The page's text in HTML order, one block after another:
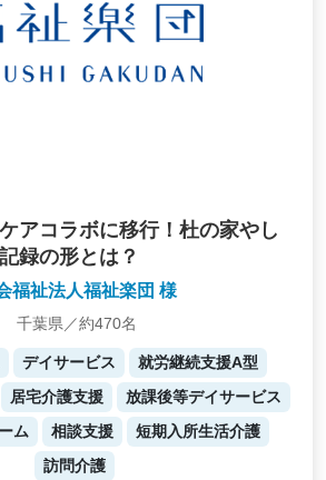
アコラボに移行！杜の家やし
録の形とは？
福祉法人福祉楽団 様
千葉県／約470名
デイサービス
就労継続支援A型
居宅介護支援
放課後等デイサービス
ム
相談支援
短期入所生活介護
訪問介護